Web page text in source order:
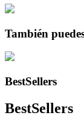
También
BestSellers
BestSellers